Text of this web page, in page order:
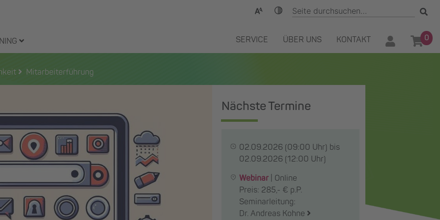
SERVICE ÜBER UNS KONTAKT 0
Mitarbeiterführung
Nächste Termine
02.09.2026 (09:00 Uhr) bis
02.09.2026 (12:00 Uhr)
Webinar
Online
Preis: 285,- € p.P.
Seminarleitung:
Dr. Andreas Kohne